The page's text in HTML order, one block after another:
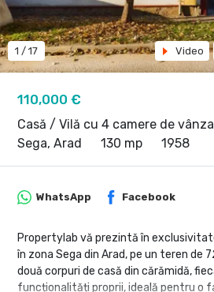
110,000 €
Casă / Vilă cu 4 camere de
Sega, Arad
130 mp 1958
1 / 17 Video
WhatsApp Facebook
Propertylab vă prezintă în
în zona Sega din Arad, pe un teren de
două corpuri de casă din cărămidă,
funcționalități proprii, ideală pentru o